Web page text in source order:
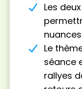
Les
Le
séance
rallyes